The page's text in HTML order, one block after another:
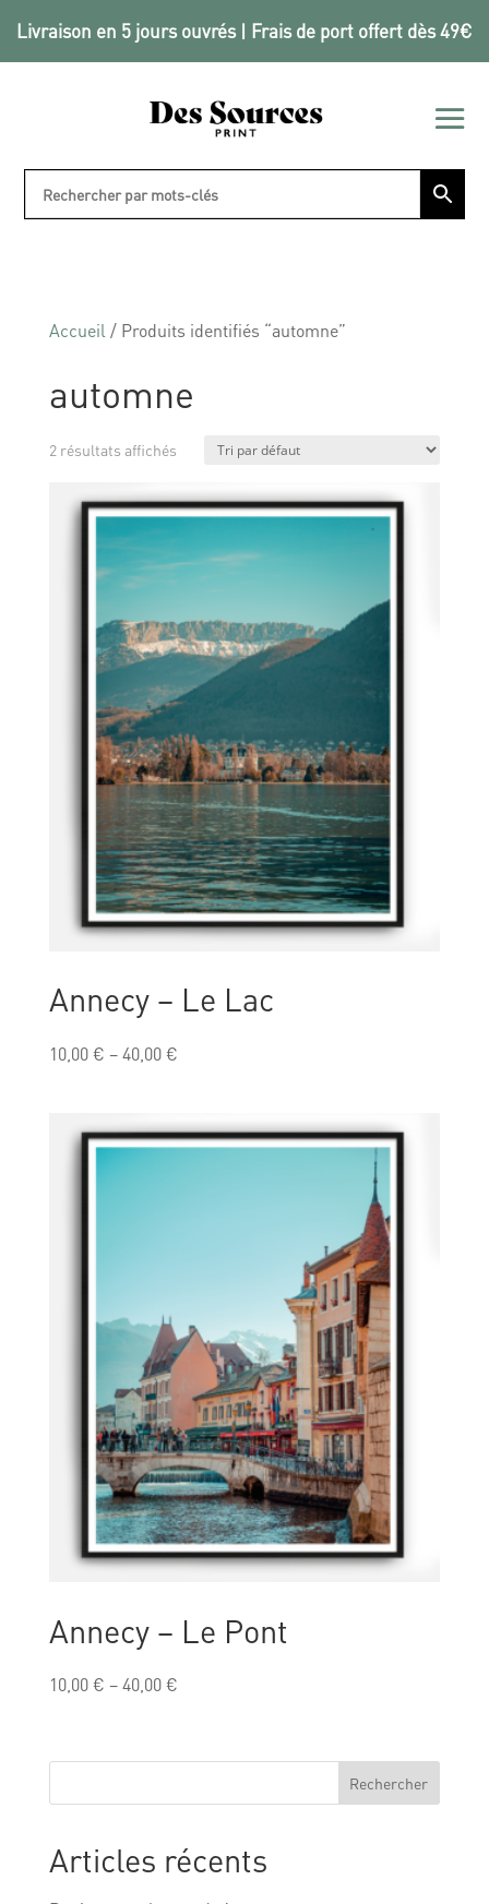
Livraison en 5 jours ouvrés | Frais de port offert dès 49€
Accueil / Produits identifiés “automne”
automne
2 résultats affichés
Annecy – Le Lac
10,00€ –40,00€
Annecy – Le Pont
10,00€ –40,00€
Rechercher
Articles récents